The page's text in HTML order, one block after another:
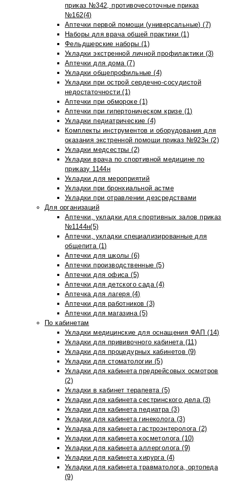
приказ №342, противочесоточные приказ
№162(4)
Аптечки первой помощи (универсальные) (7)
Наборы для врача общей практики (1)
Фельдшерские наборы (1)
Укладки экстренной личной профилактики (3)
Аптечки для дома (7)
Укладки общепрофильные (4)
Укладки при острой сердечно-сосудистой
недостаточности (1)
Аптечки при обмороке (1)
Аптечки при гипертоническом кризе (1)
Укладки педиатрические (4)
Комплекты инструментов и оборудования для
оказания экстренной помощи приказ №923н (2)
Укладки медсестры (2)
Укладки врача по спортивной медицине по
приказу 1144н
Укладки для мероприятий
Укладки при бронхиальной астме
Укладки при отравлении дезсредствами
Для организаций
Аптечки, укладки для спортивных залов приказ
№1144н(5)
Аптечки, укладки специализированные для
общепита (1)
Аптечки для школы (6)
Аптечки производственные (5)
Аптечки для офиса (5)
Аптечки для детского сада (4)
Аптечка для лагеря (4)
Аптечки для работников (3)
Аптечки для магазина (5)
По кабинетам
Укладки медицинские для оснащения ФАП (14)
Укладки для прививочного кабинета (11)
Укладки для процедурных кабинетов (9)
Укладки для стоматологии (5)
Укладки для кабинета предрейсовых осмотров
(2)
Укладки в кабинет терапевта (5)
Укладки для кабинета сестринского дела (3)
Укладки для кабинета педиатра (3)
Укладки для кабинета гинеколога (3)
Укладка для кабинета гастроэнтеролога (2)
Укладки для кабинета косметолога (10)
Укладки для кабинета аллерголога (9)
Укладки для кабинета хирурга (4)
Укладки для кабинета травматолога, ортопеда
(9)